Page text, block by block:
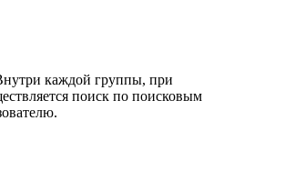
каждой группы, при
поиск по поисковым